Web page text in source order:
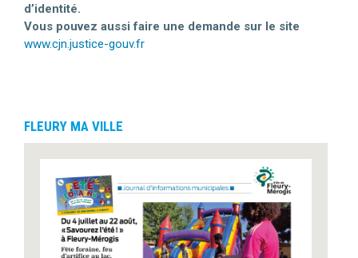
d’identité.
Vous pouvez aussi faire une demande sur le site
www.cjn.justice-gouv.fr
FLEURY MA VILLE